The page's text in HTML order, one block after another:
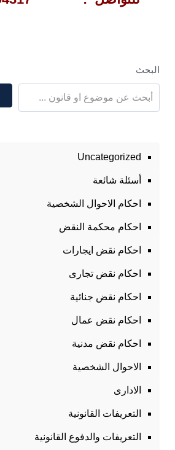
البحث
Uncategorized
أسئلة شائعة
احكام الاحوال الشخصية
احكام محكمة النقض
احكام نقض ايجارات
احكام نقض تجارى
احكام نقض جنائية
احكام نقض عمال
احكام نقض مدنية
الاحوال الشخصية
الادارى
التعريفات القانونية
التعريفات والدفوع القانونية